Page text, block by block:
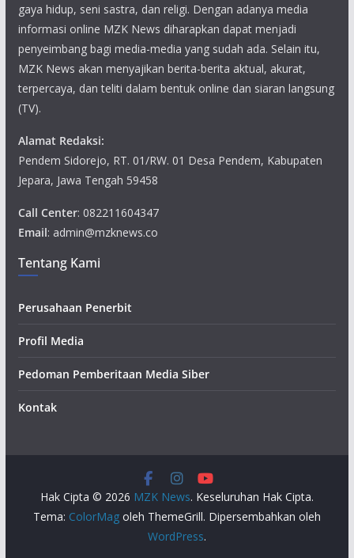
gaya hidup, seni sastra, dan religi. Dengan adanya media
informasi online MZK News diharapkan dapat menjadi
penyeimbang bagi media-media yang sudah ada. Selain itu,
MZK News akan menyajikan berita-berita aktual, akurat,
terpercaya, dan teliti dalam bentuk online dan siaran langsung
(TV).
Alamat Redaksi:
Pendem Sidorejo, RT. 01/RW. 01 Desa Pendem, Kabupaten
Jepara, Jawa Tengah 59458
Call Center: 082211604347
Email: admin@mzknews.co
Tentang Kami
Perusahaan Penerbit
Profil Media
Pedoman Pemberitaan Media Siber
Kontak
Hak Cipta © 2026 MZK News. Keseluruhan Hak Cipta.
Tema: ColorMagoleh ThemeGrill. Dipersembahkan oleh
WordPress.